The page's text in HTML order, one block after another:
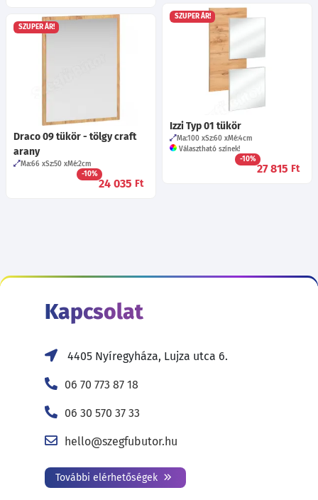
SZUPER ÁR!
Izzi Typ 01 tükör
Ma:100 Sz:60 Mé:4cm
Választható színek!
-10%
27 815 Ft
SZUPER ÁR!
Draco 09 tükör - tölgy craft
arany
Ma:66 Sz:50 Mé:2cm
-10%
24 035 Ft
Kapcsolat
4405 Nyíregyháza, Lujza utca 6.
06 70 773 87 18
06 30 570 37 33
hello@szegfubutor.hu
További elérhetőségek